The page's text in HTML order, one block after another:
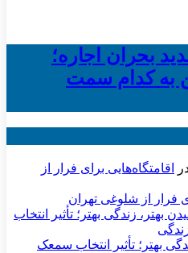
بحران اجاره؛
به کدام سمت
اقامتگاه‌هایی برای فرار از
فرار از شلوغی تهران
بهتر، زندگی بهتر؛ تأثیر انتخاب
بهتر؛ تأثیر انتخاب سمعک